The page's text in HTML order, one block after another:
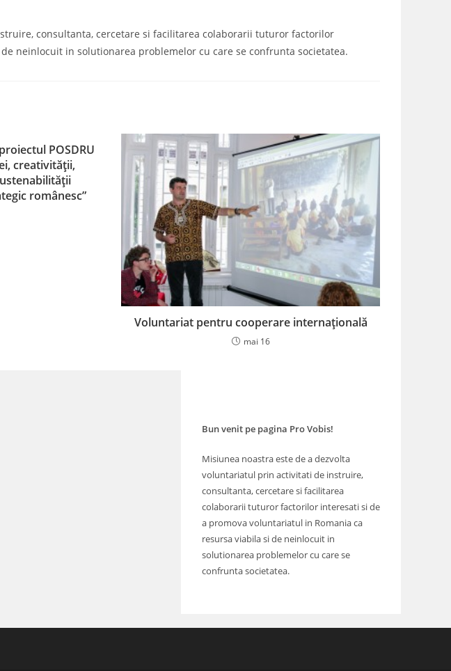
consultanta, cercetare si facilitarea colaborarii tuturor factorilor
neinlocuit in solutionarea problemelor cu care se confrunta societatea.
POSDRU
creativității,
românesc”
Voluntariat pentru cooperare internațională
mai 16
Bun venit pe pagina Pro Vobis!
Misiunea noastra este de a dezvolta
voluntariatul prin activitati de instruire,
consultanta, cercetare si facilitarea
colaborarii tuturor factorilor interesati si de
a promova voluntariatul in Romania ca
resursa viabila si de neinlocuit in
solutionarea problemelor cu care se
confrunta societatea.